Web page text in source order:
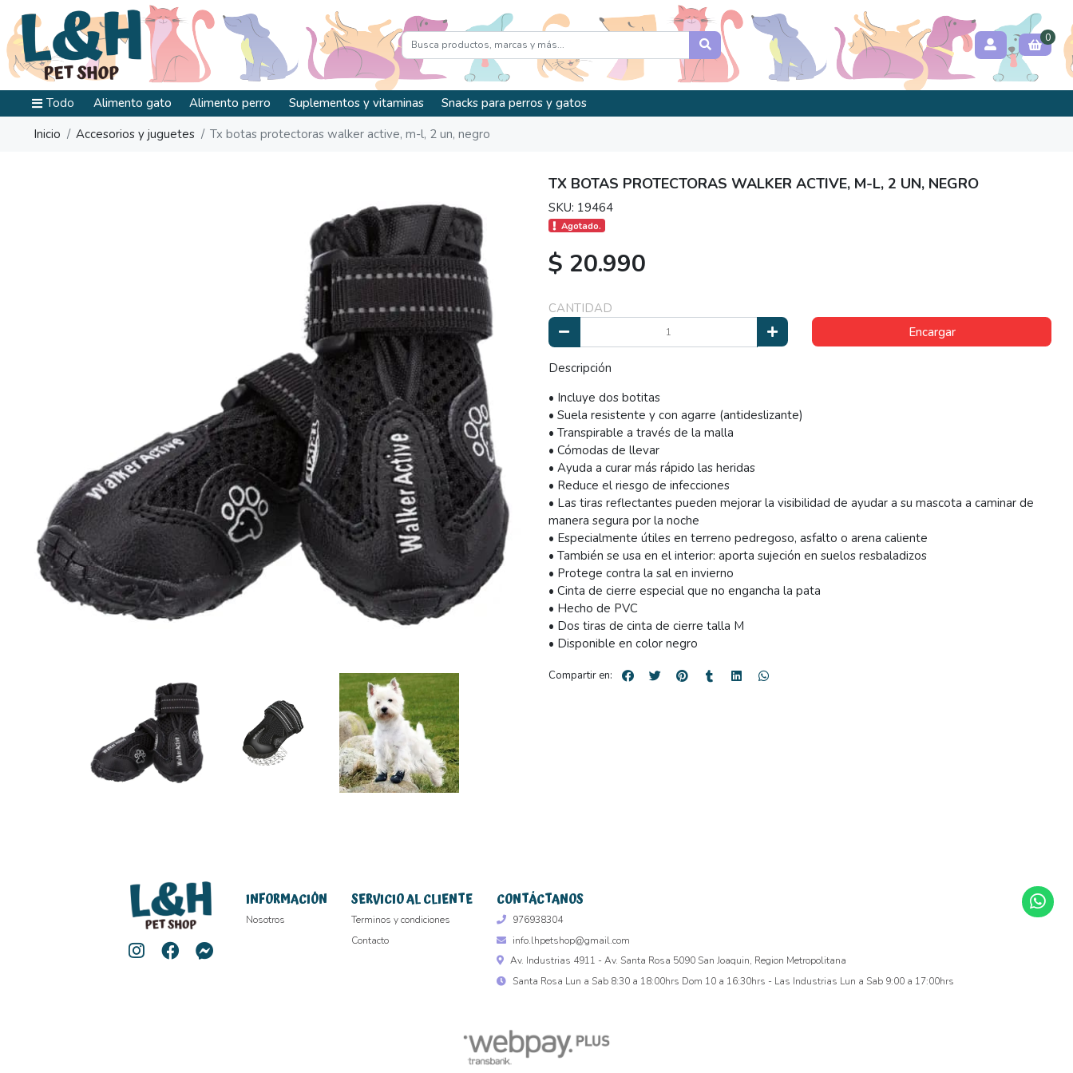
0
Todo Alimento gato Alimento perro Suplementos y vitaminas
Snacks para perros y gatos
Inicio
Accesorios y juguetes Tx botas protectoras walker active, m-l, 2 un, negro
TX BOTAS PROTECTORAS WALKER ACTIVE, M-L, 2 UN, NEGRO
SKU: 19464
Agotado.
$ 20.990
CANTIDAD
Encargar
Descripción
• Incluye dos botitas
• Suela resistente y con agarre (antideslizante)
• Transpirable a través de la malla
• Cómodas de llevar
• Ayuda a curar más rápido las heridas
• Reduce el riesgo de infecciones
• Las tiras reflectantes pueden mejorar la visibilidad de ayudar a su mascota a caminar de
manera segura por la noche
• Especialmente útiles en terreno pedregoso, asfalto o arena caliente
• También se usa en el interior: aporta sujeción en suelos resbaladizos
• Protege contra la sal en invierno
• Cinta de cierre especial que no engancha la pata
• Hecho de PVC
• Dos tiras de cinta de cierre talla M
• Disponible en color negro
Compartir en:
INFORMACIÓN
Nosotros
SERVICIO AL CLIENTE
Terminos y condiciones
Contacto
CONTÁCTANOS
976938304
info.lhpetshop@gmail.com
Av. Industrias 4911 - Av. Santa Rosa 5090 San Joaquin, Region Metropolitana
Santa Rosa Lun a Sab 8:30 a 18:00hrs Dom 10 a 16:30hrs - Las Industrias Lun a Sab 9:00 a 17:00hrs